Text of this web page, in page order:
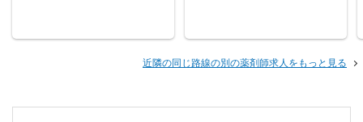
近隣の同じ路線の別の薬剤師求人をもっと見る